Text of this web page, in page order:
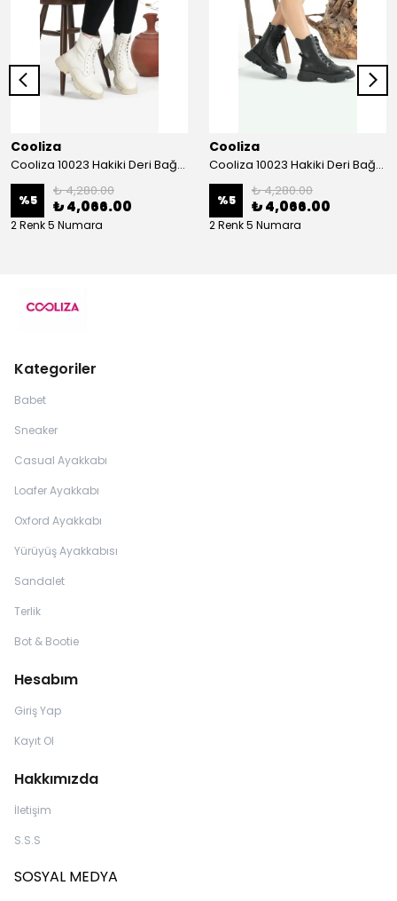
Cooliza
Cooliza 10023 Hakiki Deri Bağcıklı ve Fermuarlı Rahat Kadın Bot Ayakkabı - Ekru
%5
₺ 4,280.00
₺ 4,066.00
2 Renk 5 Numara
Cooliza
Cooliza 10023 Hakiki Deri Bağcıklı ve Fermuarlı Rahat Kadın Bot Ayakkabı - Siyah
%5
₺ 4,280.00
₺ 4,066.00
2 Renk 5 Numara
Kategoriler
Babet
Sneaker
Casual Ayakkabı
Loafer Ayakkabı
Oxford Ayakkabı
Yürüyüş Ayakkabısı
Sandalet
Terlik
Bot & Bootie
Hesabım
Giriş Yap
Kayıt Ol
Hakkımızda
İletişim
S.S.S
SOSYAL MEDYA